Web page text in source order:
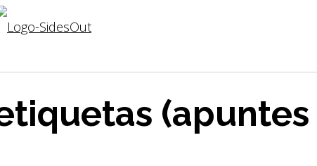
(apuntes